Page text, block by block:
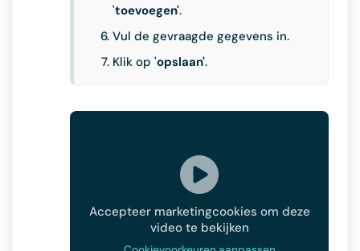
'toevoegen'.
Vul de gevraagde gegevens in.
Klik op 'opslaan'.
Accepteer marketingcookies om deze
video te bekijken